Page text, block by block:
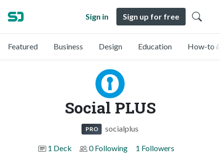
Sign in Sign up for free
Featured Business Design Education How-to
Social PLUS
PRO socialplus
1 Deck 0 Following 1 Followers